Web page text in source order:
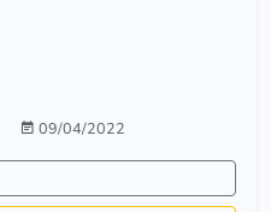
09/04/2022